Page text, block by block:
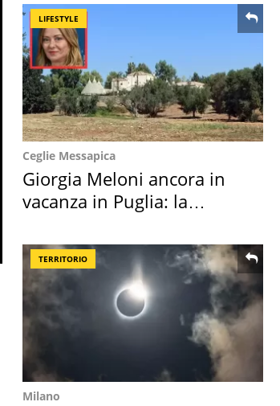
LIFESTYLE
Ceglie Messapica
Giorgia Meloni ancora in
vacanza in Puglia: la
TERRITORIO
Milano